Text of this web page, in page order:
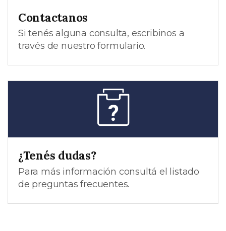
Contactanos
Si tenés alguna consulta, escribinos a
través de nuestro formulario.
¿Tenés dudas?
Para más información consultá el listado
de preguntas frecuentes.